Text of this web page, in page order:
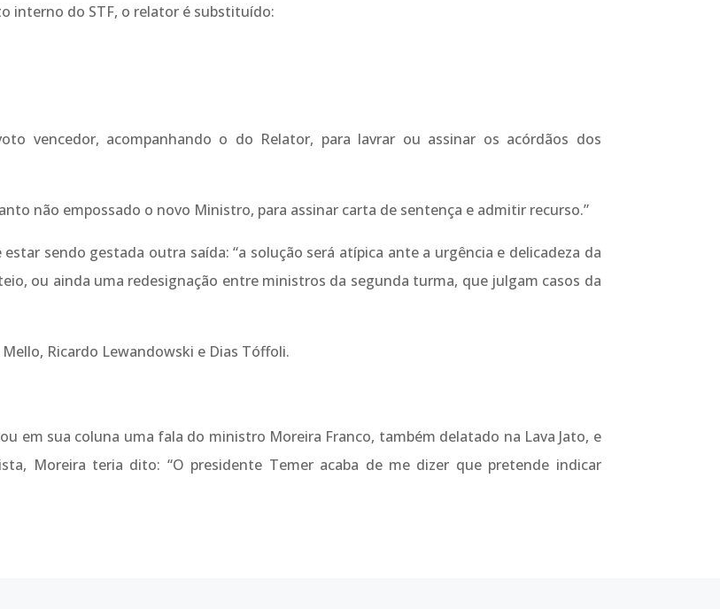
interno do STF, o relator é substituído:
vencedor, acompanhando o do Relator, para lavrar ou assinar os acórdãos dos
não empossado o novo Ministro, para assinar carta de sentença e admitir recurso.”
sendo gestada outra saída: “a solução será atípica ante a urgência e delicadeza da
ou ainda uma redesignação entre ministros da segunda turma, que julgam casos da
Ricardo Lewandowski e Dias Tóffoli.
em sua coluna uma fala do ministro Moreira Franco, também delatado na Lava Jato, e
Moreira teria dito: “O presidente Temer acaba de me dizer que pretende indicar